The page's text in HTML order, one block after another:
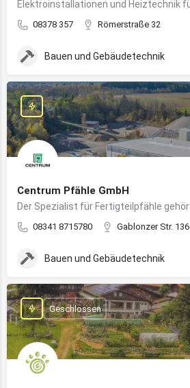
08378 357 Römerstraße 32
Bauen und Gebäudetechnik
Centrum Pfähle GmbH
08341 8715780 Gablonzer Str. 136
Bauen und Gebäudetechnik
Geschlossen